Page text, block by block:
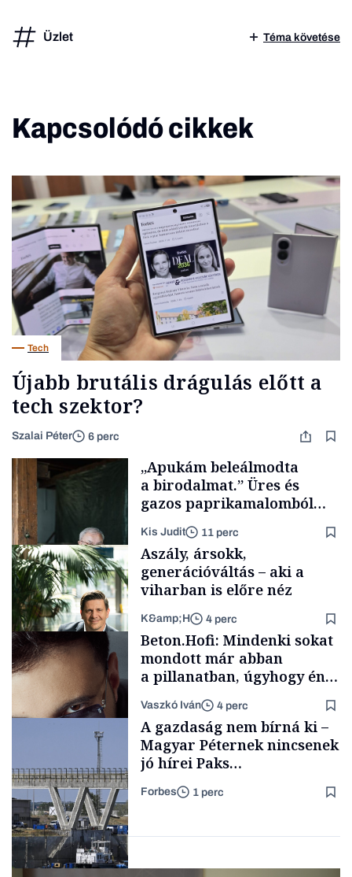
Üzlet Téma követése
Kapcsolódó cikkek
Tech
Újabb brutális drágulás előtt a
tech szektor?
Szalai Péter 6 perc
Családi
vállalkozások
„Apukám beleálmodta
a birodalmat.” Üres és
gazos paprikamalomból
lett az igazi családi
fűszersztori
Kis Judit 11 perc
TÁMOGATÓI
Aszály, ársokk,
generációváltás – aki a
viharban is előre néz
K&amp;H 4 perc
Forbes-sztori
Beton.Hofi: Mindenki sokat
mondott már abban
a pillanatban, úgyhogy én
a legsarkosabb
gondolataimat akartam
kimondani
Vaszkó Iván 4 perc
A gazdaság nem bírná ki –
Magyar Péternek nincsenek
jó hírei Paks
újraindításáról
Forbes 1 perc